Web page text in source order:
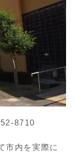
8710
市内を実際に